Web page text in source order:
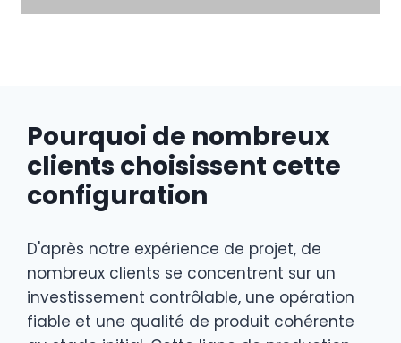
Pourquoi de nombreux
clients choisissent cette
configuration
D'après notre expérience de projet, de
nombreux clients se concentrent sur un
investissement contrôlable, une opération
fiable et une qualité de produit cohérente